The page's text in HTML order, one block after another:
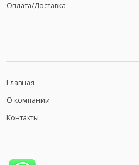
Оплата/Доставка
Главная
О компании
Контакты